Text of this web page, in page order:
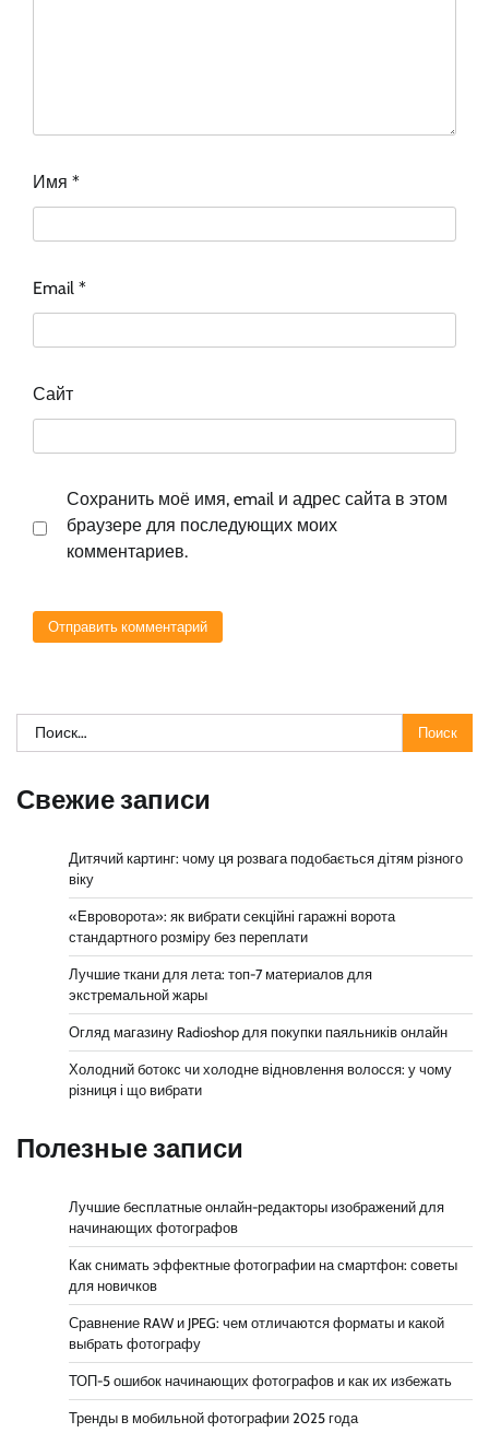
Имя *
Email *
Сайт
Сохранить моё имя, email и адрес сайта в этом
браузере для последующих моих
комментариев.
Найти:
Свежие записи
Дитячий картинг: чому ця розвага подобається дітям різного
віку
«Евроворота»: як вибрати секційні гаражні ворота
стандартного розміру без переплати
Лучшие ткани для лета: топ-7 материалов для
экстремальной жары
Огляд магазину Radioshop для покупки паяльників онлайн
Холодний ботокс чи холодне відновлення волосся: у чому
різниця і що вибрати
Полезные записи
Лучшие бесплатные онлайн-редакторы изображений для
начинающих фотографов
Как снимать эффектные фотографии на смартфон: советы
для новичков
Сравнение RAW и JPEG: чем отличаются форматы и какой
выбрать фотографу
ТОП-5 ошибок начинающих фотографов и как их избежать
Тренды в мобильной фотографии 2025 года